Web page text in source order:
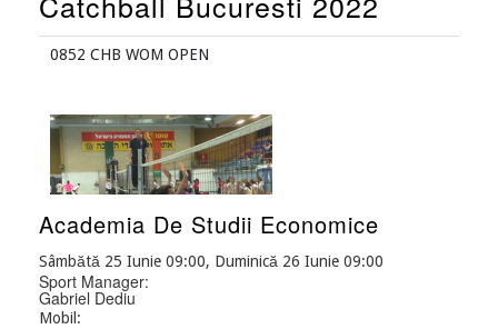
0852 CHB WOM OPEN
Academia De Studii Economice
Sâmbătă 25 Iunie 09:00, Duminică 26 Iunie 09:00
Sport Manager:
Gabriel Dediu
Mobil: